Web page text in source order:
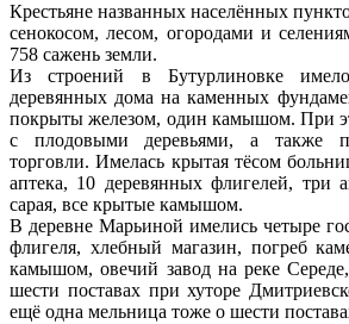
Крестьяне названных населённых
сенокосом, лесом, огородами и
758 сажень земли.
Из строений в Бутурлиновке
деревянных дома на каменных
покрыты железом, один камышом. При
с плодовыми деревьями, а также
торговли. Имелась крытая тёсом
аптека, 10 деревянных флигелей, три
сарая, все крытые камышом.
В деревне Марьиной имелись четыре
флигеля, хлебный магазин, погреб
камышом, овечий завод на реке
шести поставах при хуторе
ещё одна мельница тоже о шести